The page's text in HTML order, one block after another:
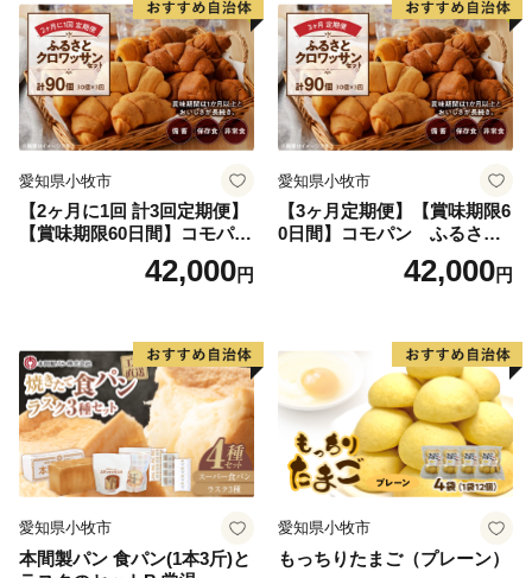
愛知県小牧市
【2ヶ月に1回 計3回定期便】
【賞味期限60日間】コモパ
ン ふるさとクロワッサンセ
ット（計90個）／災害用備蓄
42,000円
愛知県小牧市
【3ヶ月定期便】【賞味期限6
0日間】コモパン ふるさと
クロワッサンセット（計90
個）／災害用備蓄 保存食 非
42,000円
愛知県小牧市
本間製パン 食パン(1本3斤)と
愛知県小牧市
もっちりたまご（プレーン）